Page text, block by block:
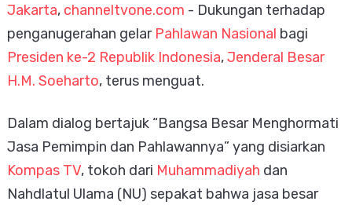
Jakarta, channeltvone.com - Dukungan terhadap
penganugerahan gelar Pahlawan Nasional bagi
Presiden ke-2 Republik Indonesia,Jenderal Besar
H.M. Soeharto, terus menguat.
Dalam dialog bertajuk “Bangsa Besar Menghormati
Jasa Pemimpin dan Pahlawannya” yang disiarkan
Kompas TV, tokoh dari Muhammadiyah dan
Nahdlatul Ulama (NU) sepakat bahwa jasa besar